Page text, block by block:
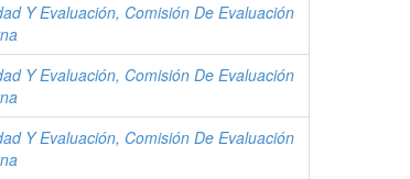
Y Evaluación, Comisión De Evaluación
Y Evaluación, Comisión De Evaluación
Y Evaluación, Comisión De Evaluación